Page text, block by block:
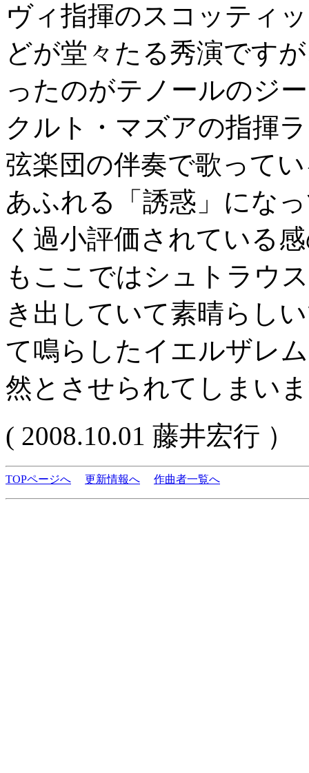
ヴィ指揮のスコッティ
どが堂々たる秀演です
ったのがテノールのジ
クルト・マズアの指揮
弦楽団の伴奏で歌って
あふれる「誘惑」にな
く過小評価されている
もここではシュトラウ
き出していて素晴らし
て鳴らしたイエルザレ
然とさせられてしまい
( 2008.10.01 藤井宏行 ）
TOPページへ 更新情報へ 作曲者一覧へ